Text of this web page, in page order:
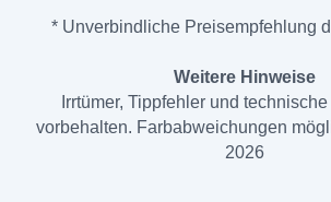
* Unverbindliche Preisempfehlung
Weitere Hinweise
Irrtümer, Tippfehler und
vorbehalten. Farbabweichungen
2026